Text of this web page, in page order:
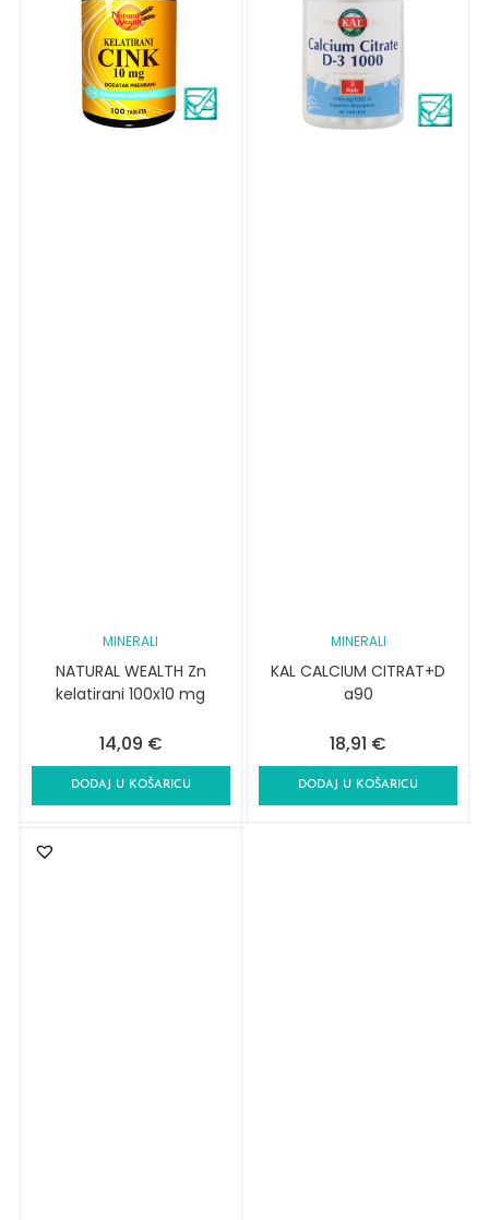
MINERALI
NATURAL WEALTH Zn
kelatirani 100x10 mg
14,09 €
DODAJ U KOŠARICU
MINERALI
KAL CALCIUM CITRAT+D
a90
18,91 €
DODAJ U KOŠARICU